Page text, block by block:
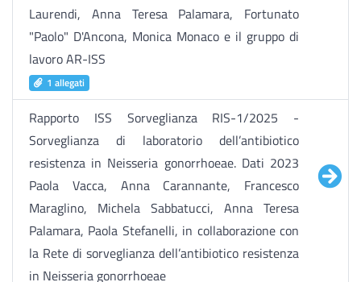
Laurendi, Anna Teresa Palamara, Fortunato
"Paolo" D'Ancona, Monica Monaco e il gruppo di
lavoro AR-ISS
1 allegati
Rapporto ISS Sorveglianza RIS-1/2025 -
Sorveglianza di laboratorio dell’antibiotico
resistenza in Neisseria gonorrhoeae. Dati 2023
Paola Vacca, Anna Carannante, Francesco
Maraglino, Michela Sabbatucci, Anna Teresa
Palamara, Paola Stefanelli, in collaborazione con
la Rete di sorveglianza dell’antibiotico resistenza
in Neisseria gonorrhoeae